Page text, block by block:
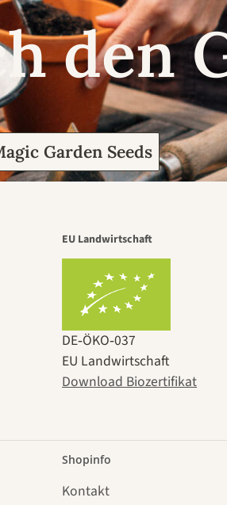
den
Garden Seeds
EU Landwirtschaft
DE‑ÖKO‑037
EU Landwirtschaft
Download Biozertifikat
Shopinfo
Kontakt